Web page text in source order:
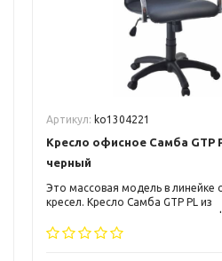
Артикул: ko1304221
Кресло офисное Самба GTP
черный
Это массовая модель в линейке
кресел. Кресло Самба GTP PL из
кожзаменителя черного цвета
смотрится в современном